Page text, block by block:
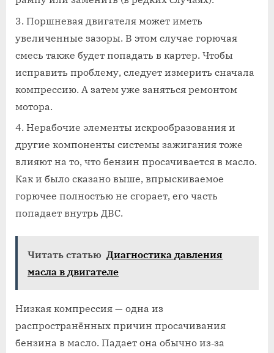
Поршневая двигателя может иметь
увеличенные зазоры. В этом случае горючая
смесь также будет попадать в картер. Чтобы
исправить проблему, следует измерить сначала
компрессию. А затем уже заняться ремонтом
мотора.
Нерабочие элементы искрообразования и
другие компоненты системы зажигания тоже
влияют на то, что бензин просачивается в масло.
Как и было сказано выше, впрыскиваемое
горючее полностью не сгорает, его часть
попадает внутрь ДВС.
Читать статью Диагностика давления
масла в двигателе
Низкая компрессия — одна из
распространённых причин просачивания
бензина в масло. Падает она обычно из‐за